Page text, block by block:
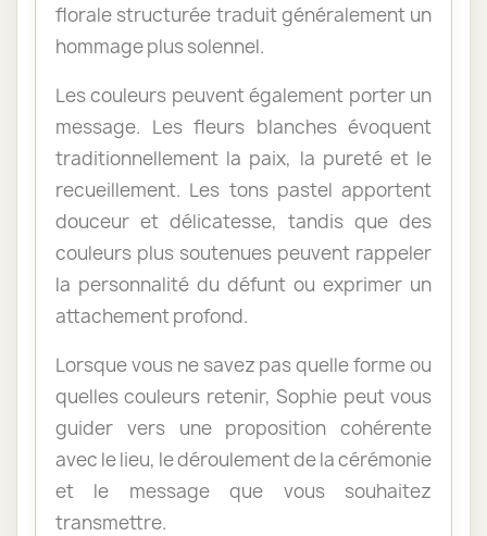
florale structurée traduit généralement un
hommage plus solennel.
Les couleurs peuvent également porter un
message. Les fleurs blanches évoquent
traditionnellement la paix, la pureté et le
recueillement. Les tons pastel apportent
douceur et délicatesse, tandis que des
couleurs plus soutenues peuvent rappeler
la personnalité du défunt ou exprimer un
attachement profond.
Lorsque vous ne savez pas quelle forme ou
quelles couleurs retenir, Sophie peut vous
guider vers une proposition cohérente
avec le lieu, le déroulement de la cérémonie
et le message que vous souhaitez
transmettre.